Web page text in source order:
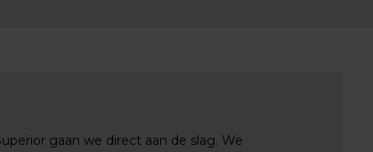
gaan we direct aan de slag. We